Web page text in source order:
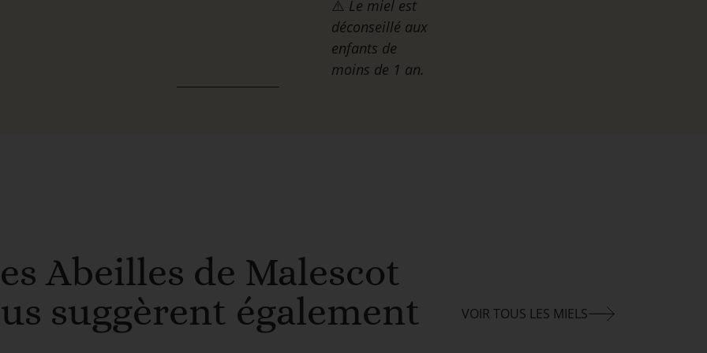
⚠️ Le miel est
déconseillé aux
enfants de
moins de 1 an.
Abeilles de Malescot
suggèrent également
VOIR TOUS LES MIELS